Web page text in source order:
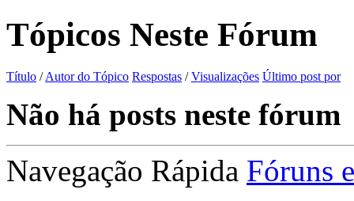
Tópicos Neste Fórum
Título /Autor do Tópico Respostas /Visualizações Último post por
Não há posts neste fórum
Navegação Rápida Fóruns